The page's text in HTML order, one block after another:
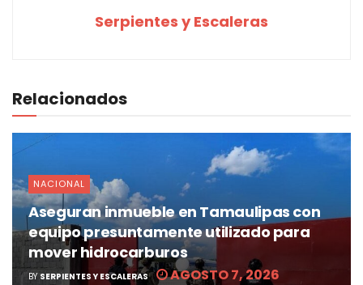
Serpientes y Escaleras
Relacionados
NACIONAL
Aseguran inmueble en Tamaulipas con
equipo presuntamente utilizado para
mover hidrocarburos
BY SERPIENTES Y ESCALERAS AGOSTO 7, 2026